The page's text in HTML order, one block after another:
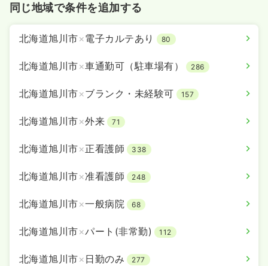
時間 8:00～16:30（休憩45分）
月給27万円以上可
同じ地域で条件を追加する
北海道旭川市×電子カルテあり 80
北海道旭川市×車通勤可（駐車場有） 286
北海道旭川市×ブランク・未経験可 157
北海道旭川市×外来 71
北海道旭川市×正看護師 338
北海道旭川市×准看護師 248
北海道旭川市×一般病院 68
北海道旭川市×パート(非常勤) 112
北海道旭川市× 日勤のみ 277